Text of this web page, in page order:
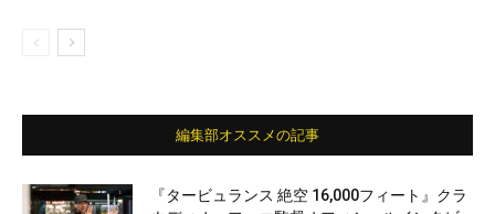
編集部オススメの記事
『タービュランス 絶空 16,000フィート』クラ